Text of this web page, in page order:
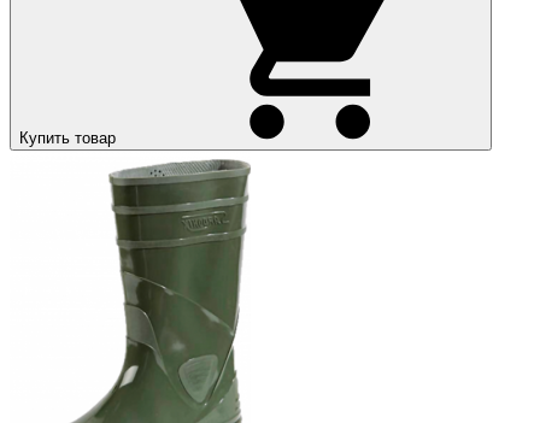
Купить товар